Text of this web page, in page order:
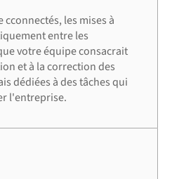
cconnectés, les mises à
entre les
votre équipe consacrait
et à la correction des
dédiées à des tâches qui
l'entreprise.